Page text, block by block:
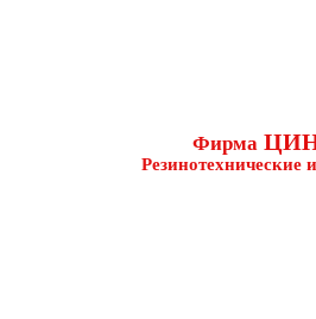
Фирма
Резинотехнические